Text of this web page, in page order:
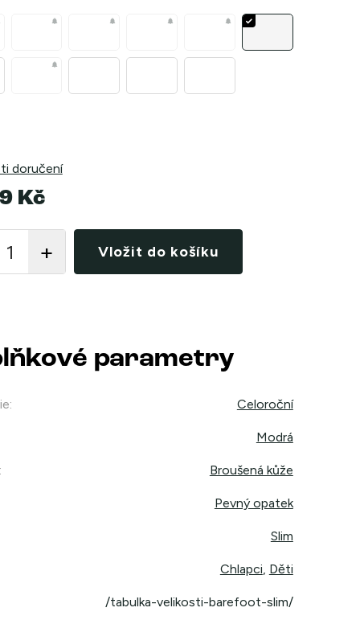
doručení
Kč
Vložit do košíku
parametry
: Celoroční
Modrá
Broušená kůže
Pevný opatek
Slim
Chlapci Děti
/tabulka-velikosti-barefoot-slim/